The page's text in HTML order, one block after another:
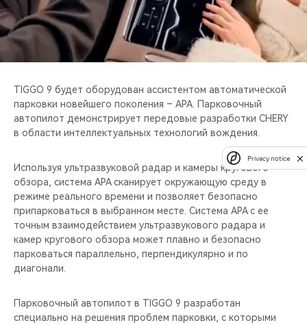
TIGGO 9 будет оборудован ассистентом автоматической
парковки новейшего поколения – APA. Парковочный
автопилот демонстрирует передовые разработки CHERY
в области интеллектуальных технологий вождения.
Используя ультразвуковой радар и камеры кругового
обзора, система APA сканирует окружающую среду в
режиме реального времени и позволяет безопасно
припарковаться в выбранном месте. Система APA с ее
точным взаимодействием ультразвукового радара и
камер кругового обзора может плавно и безопасно
парковаться параллельно, перпендикулярно и по
диагонали.
Парковочный автопилот в TIGGO 9 разработан
специально на решения проблем парковки, с которыми
Privacy notice